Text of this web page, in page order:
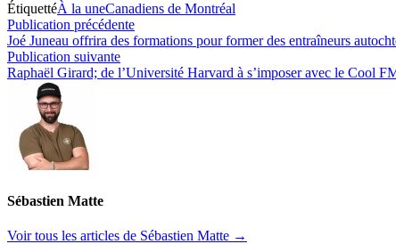
ÉtiquettéÀ la uneCanadiens de Montréal
Navigation
de
l’article
Publication précédentePublication
précédente :
Joé Juneau offrira des formations pour former des entraîneurs
Publication suivantePublication
suivante :
Raphaël Girard; de l’Université Harvard à s’imposer avec le Cool
Sébastien Matte
Voir tous les articles de Sébastien Matte →